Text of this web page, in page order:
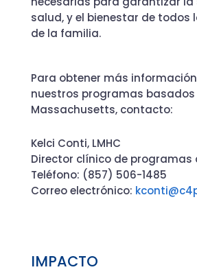
salud, y el bienestar de todos
de la familia.
Para obtener más
nuestros programas basados
Massachusetts, contacto:
Kelci Conti, LMHC
Director clínico de programas
Teléfono: (857) 506-1485
Correo electrónico:
IMPACTO